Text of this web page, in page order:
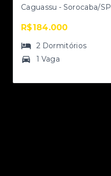
Caguassu - Sorocaba/SP
R$184.000
2 Dormitórios
1 Vaga